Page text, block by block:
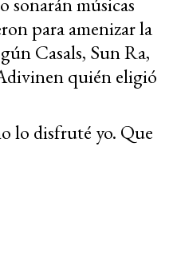
para amenizar la
Casals, Sun Ra,
quién eligió
lo disfruté yo. Que